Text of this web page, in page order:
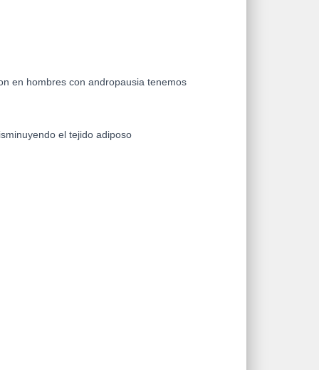
en hombres con andropausia tenemos
el tejido adiposo